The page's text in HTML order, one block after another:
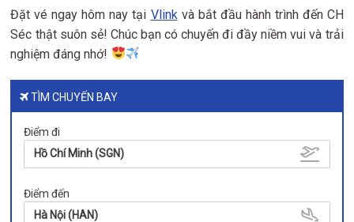
Đặt vé ngay hôm nay tại Vlinkvà bắt đầu hành trình đến CH
Séc thật suôn sẻ! Chúc bạn có chuyến đi đầy niềm vui và trải
nghiệm đáng nhớ!
TÌM CHUYẾN BAY
Điểm đi
Hồ Chí Minh (SGN)
Điểm đến
Hà Nội (HAN)